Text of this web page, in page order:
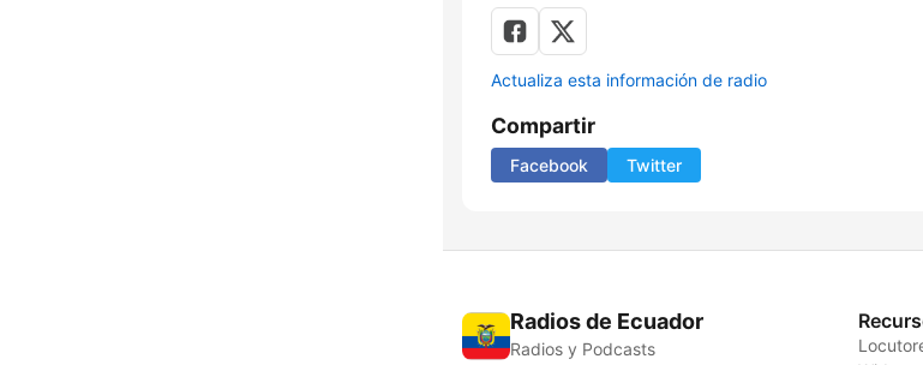
Actualiza esta información de radio
Compartir
Facebook Twitter
Radios de Ecuador
Radios y Podcasts